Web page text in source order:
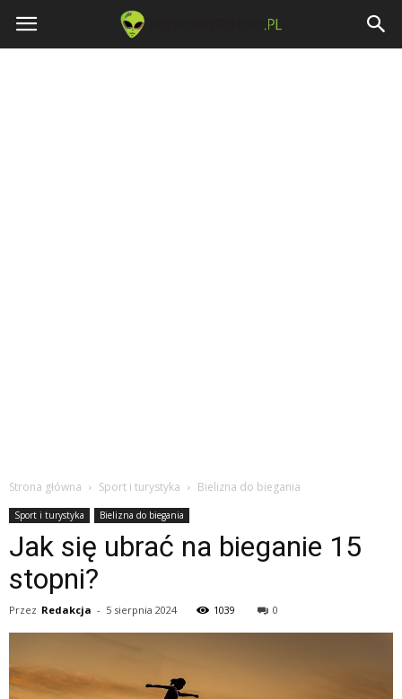
Niewiarygodne.pl
Strona główna Sport i turystyka Bielizna do biegania
Sport i turystyka Bielizna do biegania
Jak się ubrać na bieganie 15
stopni?
Przez Redakcja - 5 sierpnia 2024 1039 0